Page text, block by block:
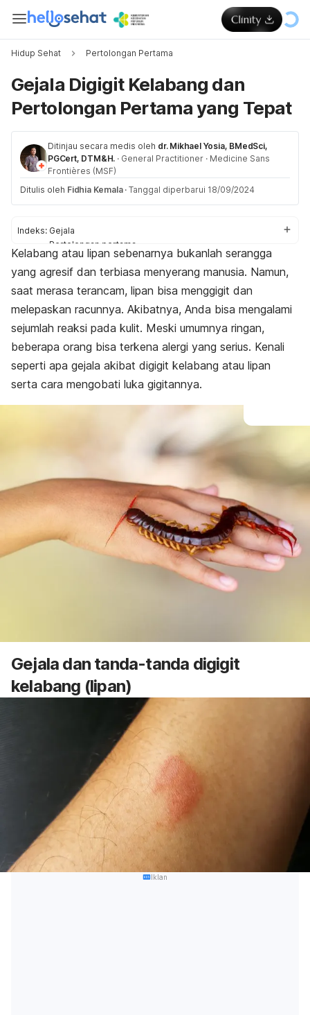
Hidup Sehat Pertolongan Pertama
Gejala Digigit Kelabang dan
Pertolongan Pertama yang Tepat
Ditinjau secara medis oleh dr. Mikhael Yosia, BMedSci,
PGCert, DTM&H. · General Practitioner · Medicine Sans
Frontières (MSF)
Ditulis oleh Fidhia Kemala · Tanggal diperbarui 18/09/2024
Indeks: Gejala
Pertolongan pertama
Efek
Kelabang atau lipan sebenarnya bukanlah serangga
yang agresif dan terbiasa menyerang manusia. Namun,
saat merasa terancam, lipan bisa menggigit dan
melepaskan racunnya. Akibatnya, Anda bisa mengalami
sejumlah reaksi pada kulit. Meski umumnya ringan,
beberapa orang bisa terkena alergi yang serius. Kenali
seperti apa gejala akibat digigit kelabang atau lipan
serta cara mengobati luka gigitannya.
Gejala dan tanda-tanda digigit
kelabang (lipan)
Iklan